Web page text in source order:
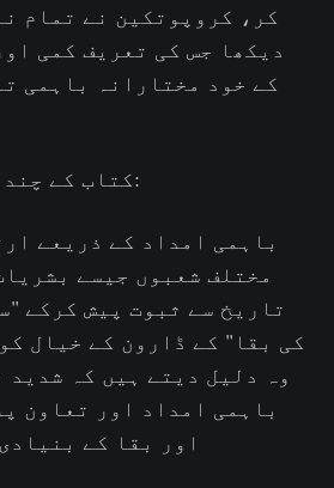
کر، کروپوتکین نے تمام
دیکھا جس کی تعریف کمی
کے خود مختارانہ باہمی
کتاب کے چند اہم نکات یہ ہیں:
باہمی امداد کے ذریعے
مختلف شعبوں جیسے
تاریخ سے ثبوت پیش کرکے
کی بقا" کے ڈارون کے خیال
وہ دلیل دیتے ہیں کہ شدید
باہمی امداد اور تعاون
اور بقا کے